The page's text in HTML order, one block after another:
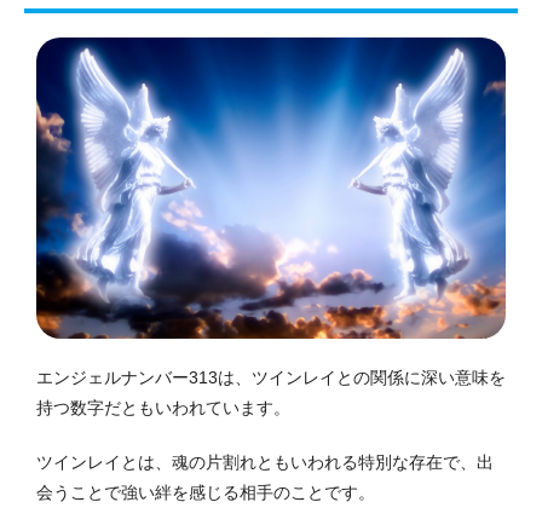
エンジェルナンバー313は、ツインレイとの関係に深い意味を
持つ数字だともいわれています。
ツインレイとは、魂の片割れともいわれる特別な存在で、出
会うことで強い絆を感じる相手のことです。